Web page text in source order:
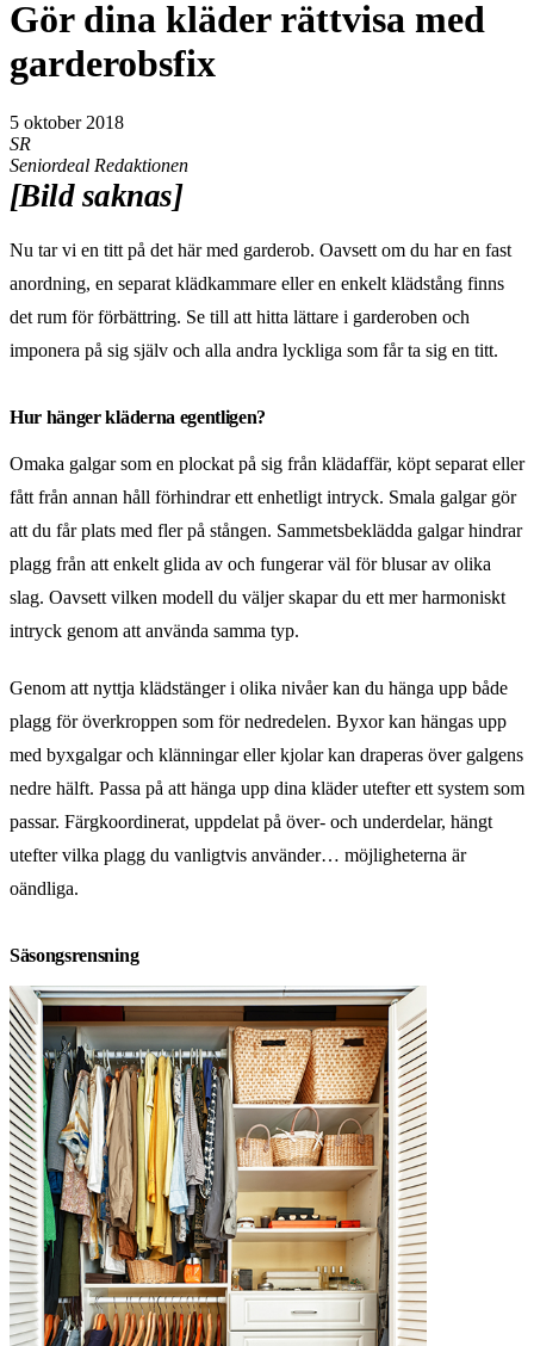
Gör dina kläder rättvisa med
garderobsfix
5 oktober 2018
SR
Seniordeal Redaktionen
[Bild saknas]
Nu tar vi en titt på det här med garderob. Oavsett om du har en fast
anordning, en separat klädkammare eller en enkelt klädstång finns
det rum för förbättring. Se till att hitta lättare i garderoben och
imponera på sig själv och alla andra lyckliga som får ta sig en titt.
Hur hänger kläderna egentligen?
Omaka galgar som en plockat på sig från klädaffär, köpt separat eller
fått från annan håll förhindrar ett enhetligt intryck. Smala galgar gör
att du får plats med fler på stången. Sammetsbeklädda galgar hindrar
plagg från att enkelt glida av och fungerar väl för blusar av olika
slag. Oavsett vilken modell du väljer skapar du ett mer harmoniskt
intryck genom att använda samma typ.
Genom att nyttja klädstänger i olika nivåer kan du hänga upp både
plagg för överkroppen som för nedredelen. Byxor kan hängas upp
med byxgalgar och klänningar eller kjolar kan draperas över galgens
nedre hälft. Passa på att hänga upp dina kläder utefter ett system som
passar. Färgkoordinerat, uppdelat på över- och underdelar, hängt
utefter vilka plagg du vanligtvis använder… möjligheterna är
oändliga.
Säsongsrensning